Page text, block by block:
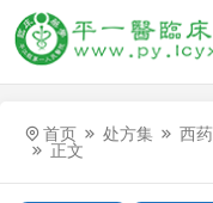
首页 处方集 西药
正文